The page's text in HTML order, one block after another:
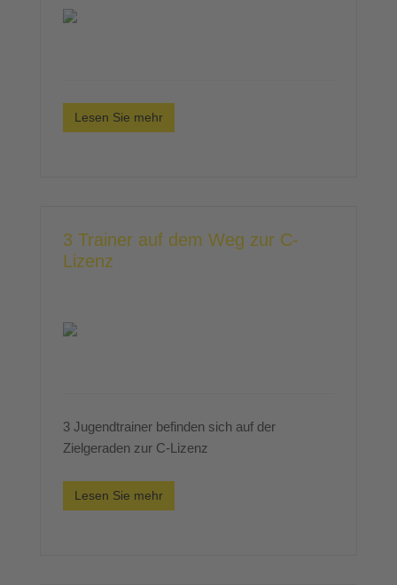
Lesen Sie mehr
3 Trainer auf dem Weg zur C-
Lizenz
3 Jugendtrainer befinden sich auf der
Zielgeraden zur C-Lizenz
Lesen Sie mehr